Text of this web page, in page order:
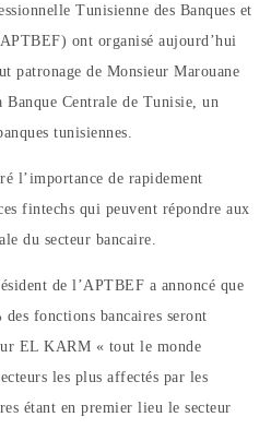
Tunisienne des Banques et
ont organisé aujourd’hui
patronage de Monsieur Marouane
Centrale de Tunisie, un
tunisiennes.
l’importance de rapidement
fintechs qui peuvent répondre aux
du secteur bancaire.
de l’APTBEF a annoncé que
des fonctions bancaires seront
EL KARM « tout le monde
les plus affectés par les
étant en premier lieu le secteur